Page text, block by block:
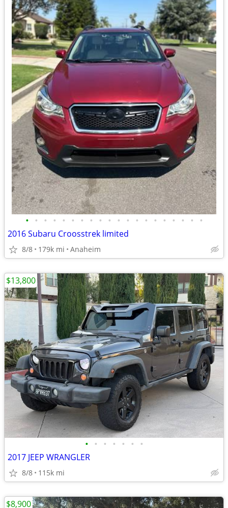
• • • • • • • • • • • • • • • • • • • •
2016 Subaru Croosstrek limited
8/8 179k mi Anaheim
• • • • • • •
2017 JEEP WRANGLER
8/8 115k mi
$13,800
$8,900